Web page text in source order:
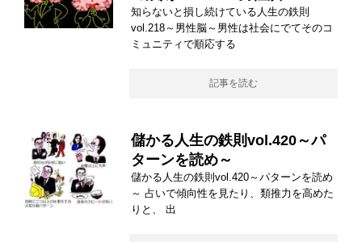
知らないと損し続けている人生の鉄則
vol.218～男性脳～男性は社会にでてそのコ
ミュニティで順応する
記事を読む
儲かる人生の鉄則vol.420～パ
ターンを読め～
儲かる人生の鉄則vol.420～パターンを読め
～ 占いで傾向性を見たり、類推力を高めた
りと、 出